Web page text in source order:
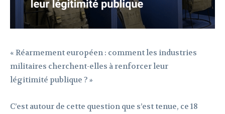
« Réarmement européen : comment les industries
militaires cherchent-elles à renforcer leur
légitimité publique ? »
C’est autour de cette question que s’est tenue, ce 18